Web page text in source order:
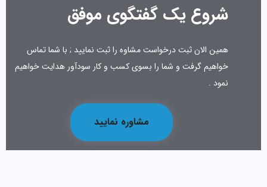
شروع یک گفتگوی موفق
همین الان ثبت درخواست مشاوه را ثبت نمایید ; با شما تماس
خواهیم گرفت و شما را بسوی کسب و کار سودآور هدایت خواهیم
نمود .
مشاوره نمایید